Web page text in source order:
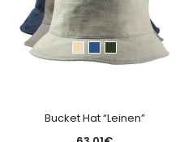
Bucket Hat “Leinen”